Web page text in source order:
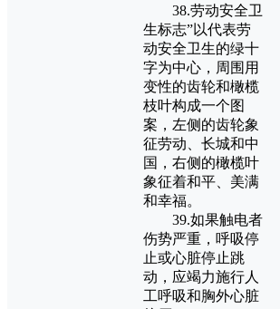
38.劳动安全卫
生标志”以代表劳
动安全卫生的绿十
字为中心，周围用
变性的齿轮和橄榄
枝叶构成一个图
案，左侧的齿轮象
征劳动、长城和中
国，右侧的橄榄叶
象征着和平、美满
和幸福。
39.如果触电者
伤势严重，呼吸停
止或心脏停止跳
动，应竭力施行人
工呼吸和胸外心脏